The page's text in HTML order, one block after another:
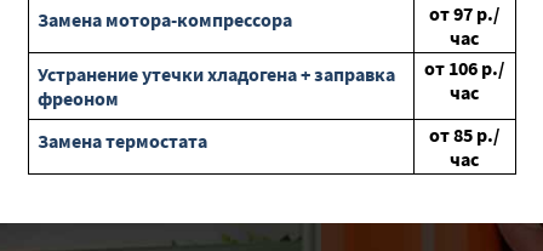
Замена мотора-компрессора
от97 р./
час
Устранение утечки хладогена + заправка
фреоном
от 106 р./
час
Замена термостата
от85 р./
час